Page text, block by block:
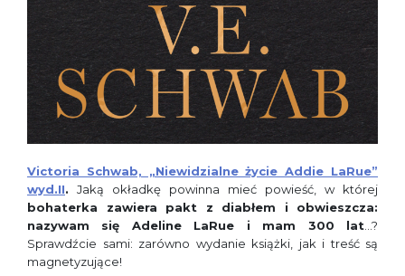
Victoria Schwab, „Niewidzialne życie Addie LaRue”
wyd.II. Jaką okładkę powinna mieć powieść, w której
bohaterka zawiera pakt z diabłem i obwieszcza:
nazywam się Adeline LaRue i mam 300 lat…?
Sprawdźcie sami: zarówno wydanie książki, jak i treść są
magnetyzujące!